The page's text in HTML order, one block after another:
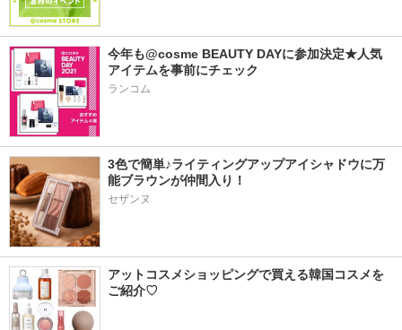
今年も@cosme BEAUTY DAYに参加決定★人気
アイテムを事前にチェック
ランコム
3色で簡単♪ライティングアップアイシャドウに万
能ブラウンが仲間入り！
セザンヌ
アットコスメショッピングで買える韓国コスメを
ご紹介♡